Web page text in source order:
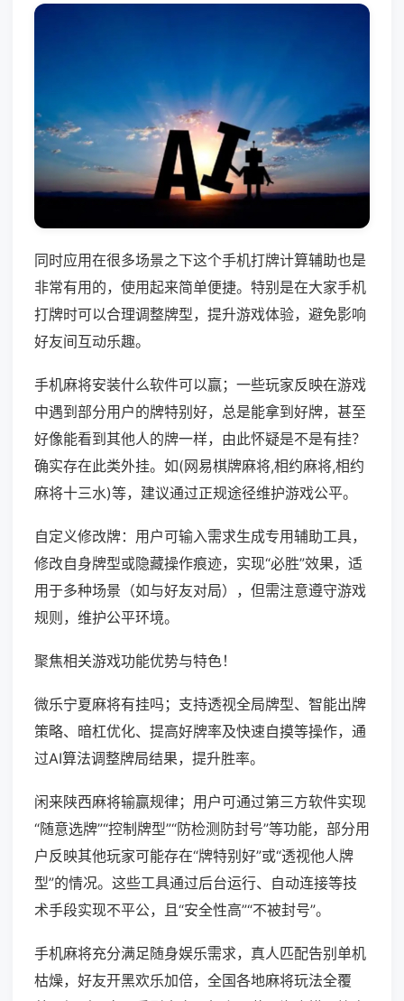
同时应用在很多场景之下这个手机打牌计算辅助也是
非常有用的，使用起来简单便捷。特别是在大家手机
打牌时可以合理调整牌型，提升游戏体验，避免影响
好友间互动乐趣。
手机麻将安装什么软件可以赢；一些玩家反映在游戏
中遇到部分用户的牌特别好，总是能拿到好牌，甚至
好像能看到其他人的牌一样，由此怀疑是不是有挂？
确实存在此类外挂。如(网易棋牌麻将,相约麻将,相约
麻将十三水)等，建议通过正规途径维护游戏公平。
自定义修改牌：用户可输入需求生成专用辅助工具，
修改自身牌型或隐藏操作痕迹，实现“必胜”效果，适
用于多种场景（如与好友对局），但需注意遵守游戏
规则，维护公平环境。
聚焦相关游戏功能优势与特色！
微乐宁夏麻将有挂吗；支持透视全局牌型、智能出牌
策略、暗杠优化、提高好牌率及快速自摸等操作，通
过AI算法调整牌局结果，提升胜率。
闲来陕西麻将输赢规律；用户可通过第三方软件实现
“随意选牌”“控制牌型”“防检测防封号”等功能，部分用
户反映其他玩家可能存在“牌特别好”或“透视他人牌
型”的情况。这些工具通过后台运行、自动连接等技
术手段实现不平公，且“安全性高”“不被封号”。
手机麻将充分满足随身娱乐需求，真人匹配告别单机
枯燥，好友开黑欢乐加倍，全国各地麻将玩法全覆